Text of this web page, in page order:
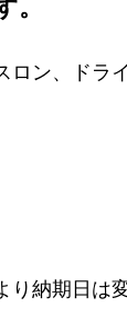
ン、ドラ
納期日は